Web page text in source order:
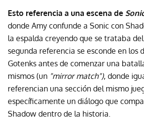
Esto referencia a una escena de
donde Amy confunde a Sonic con
la espalda creyendo que se trataba
segunda referencia se esconde en los
Gotenks antes de comenzar una
mismos (un "mirror match"), donde
referencian una sección del mismo
específicamente un diálogo que
Shadow dentro de la historia.